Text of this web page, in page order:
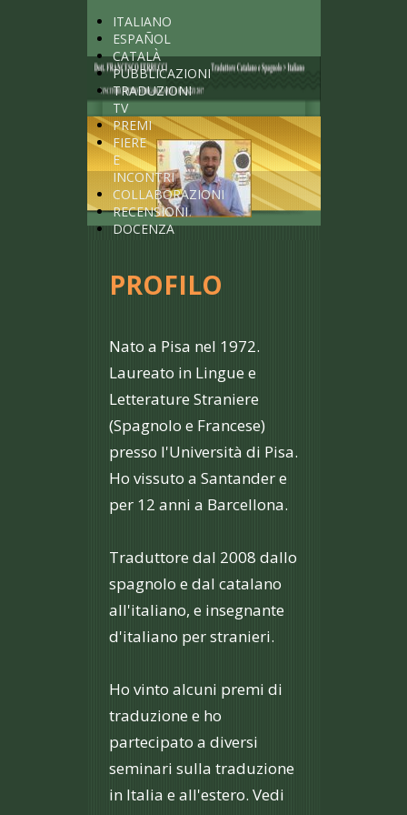
ITALIANO
ESPAÑOL
CATALÀ
PUBBLICAZIONI
TRADUZIONI
TV
PREMI
FIERE
E
INCONTRI
COLLABORAZIONI
RECENSIONI
DOCENZA
PROFILO
Nato a Pisa nel 1972.
Laureato in Lingue e
Letterature Straniere
(Spagnolo e Francese)
presso l'Università di Pisa.
Ho vissuto a Santander e
per 12 anni a Barcellona.
Traduttore dal 2008 dallo
spagnolo e dal catalano
all'italiano, e insegnante
d'italiano per stranieri.
Ho vinto alcuni premi di
traduzione e ho
partecipato a diversi
seminari sulla traduzione
in Italia e all'estero. Vedi